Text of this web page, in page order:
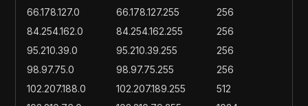
66.178.127.0
66.178.127.255
256
84.254.162.0
84.254.162.255
256
95.210.39.0
95.210.39.255
256
98.97.75.0
98.97.75.255
256
102.207.188.0
102.207.189.255
512